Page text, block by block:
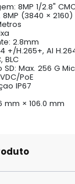
8MP 1/2.8"
(3840 ×
2.8mm
+/H.265+, AI
BLC
Max. 256 G
PoE
IP67
mm × 106.0 mm